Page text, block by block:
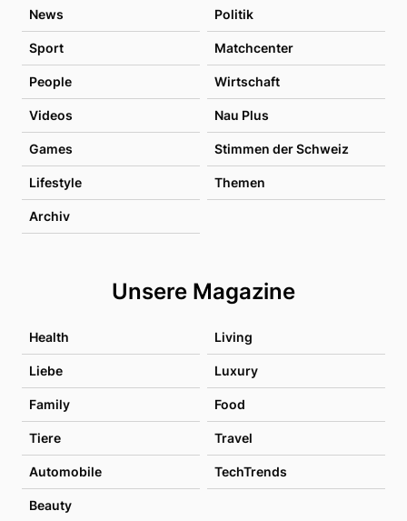
News Politik
Sport Matchcenter
People Wirtschaft
Videos Nau Plus
Games Stimmen der Schweiz
Lifestyle Themen
Archiv
Unsere Magazine
Health Living
Liebe Luxury
Family Food
Tiere Travel
Automobile TechTrends
Beauty